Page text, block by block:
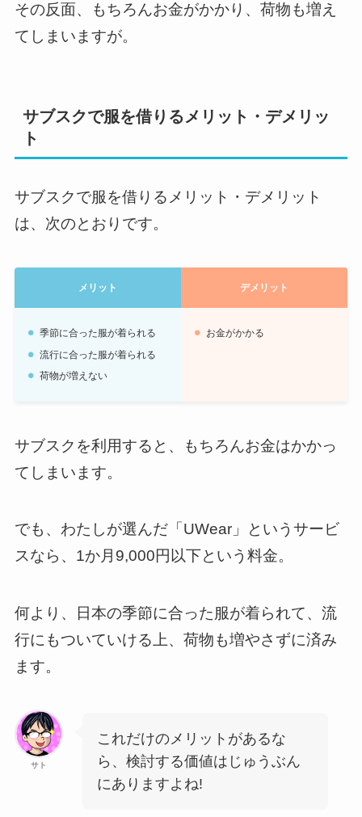
その反面、もちろんお金がかかり、荷物も増え
てしまいますが。
サブスクで服を借りるメリット・デメリッ
ト
サブスクで服を借りるメリット・デメリット
は、次のとおりです。
メリット デメリット
季節に合った服が着られる
流行に合った服が着られる
荷物が増えない
お金がかかる
サブスクを利用すると、もちろんお金はかかっ
てしまいます。
でも、わたしが選んだ「UWear」というサービ
スなら、1か月9,000円以下という料金。
何より、日本の季節に合った服が着られて、流
行にもついていける上、荷物も増やさずに済み
ます。
サト
これだけのメリットがあるな
ら、検討する価値はじゅうぶん
にありますよね!